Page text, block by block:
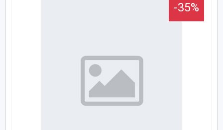
-35%